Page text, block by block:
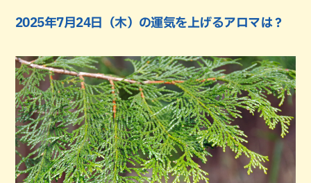
2025年7月24日（木）の運気を上げるアロマは？